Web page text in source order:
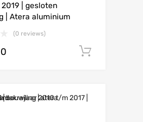
| gesloten
| Atera aluminium
(0 reviews)